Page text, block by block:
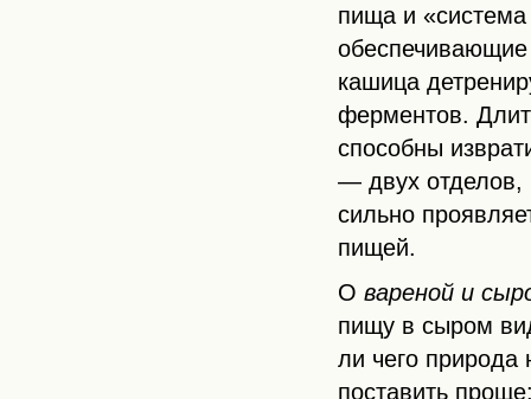
пища и
кашица
ферментов.
способны
— двух отделов,
сильно
пищей.
Овареной и
пищу в сыром
ли чего природа
поставить